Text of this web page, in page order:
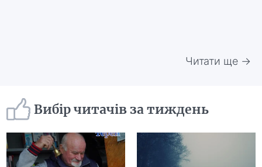
Читати ще →
Вибір читачів за тиждень